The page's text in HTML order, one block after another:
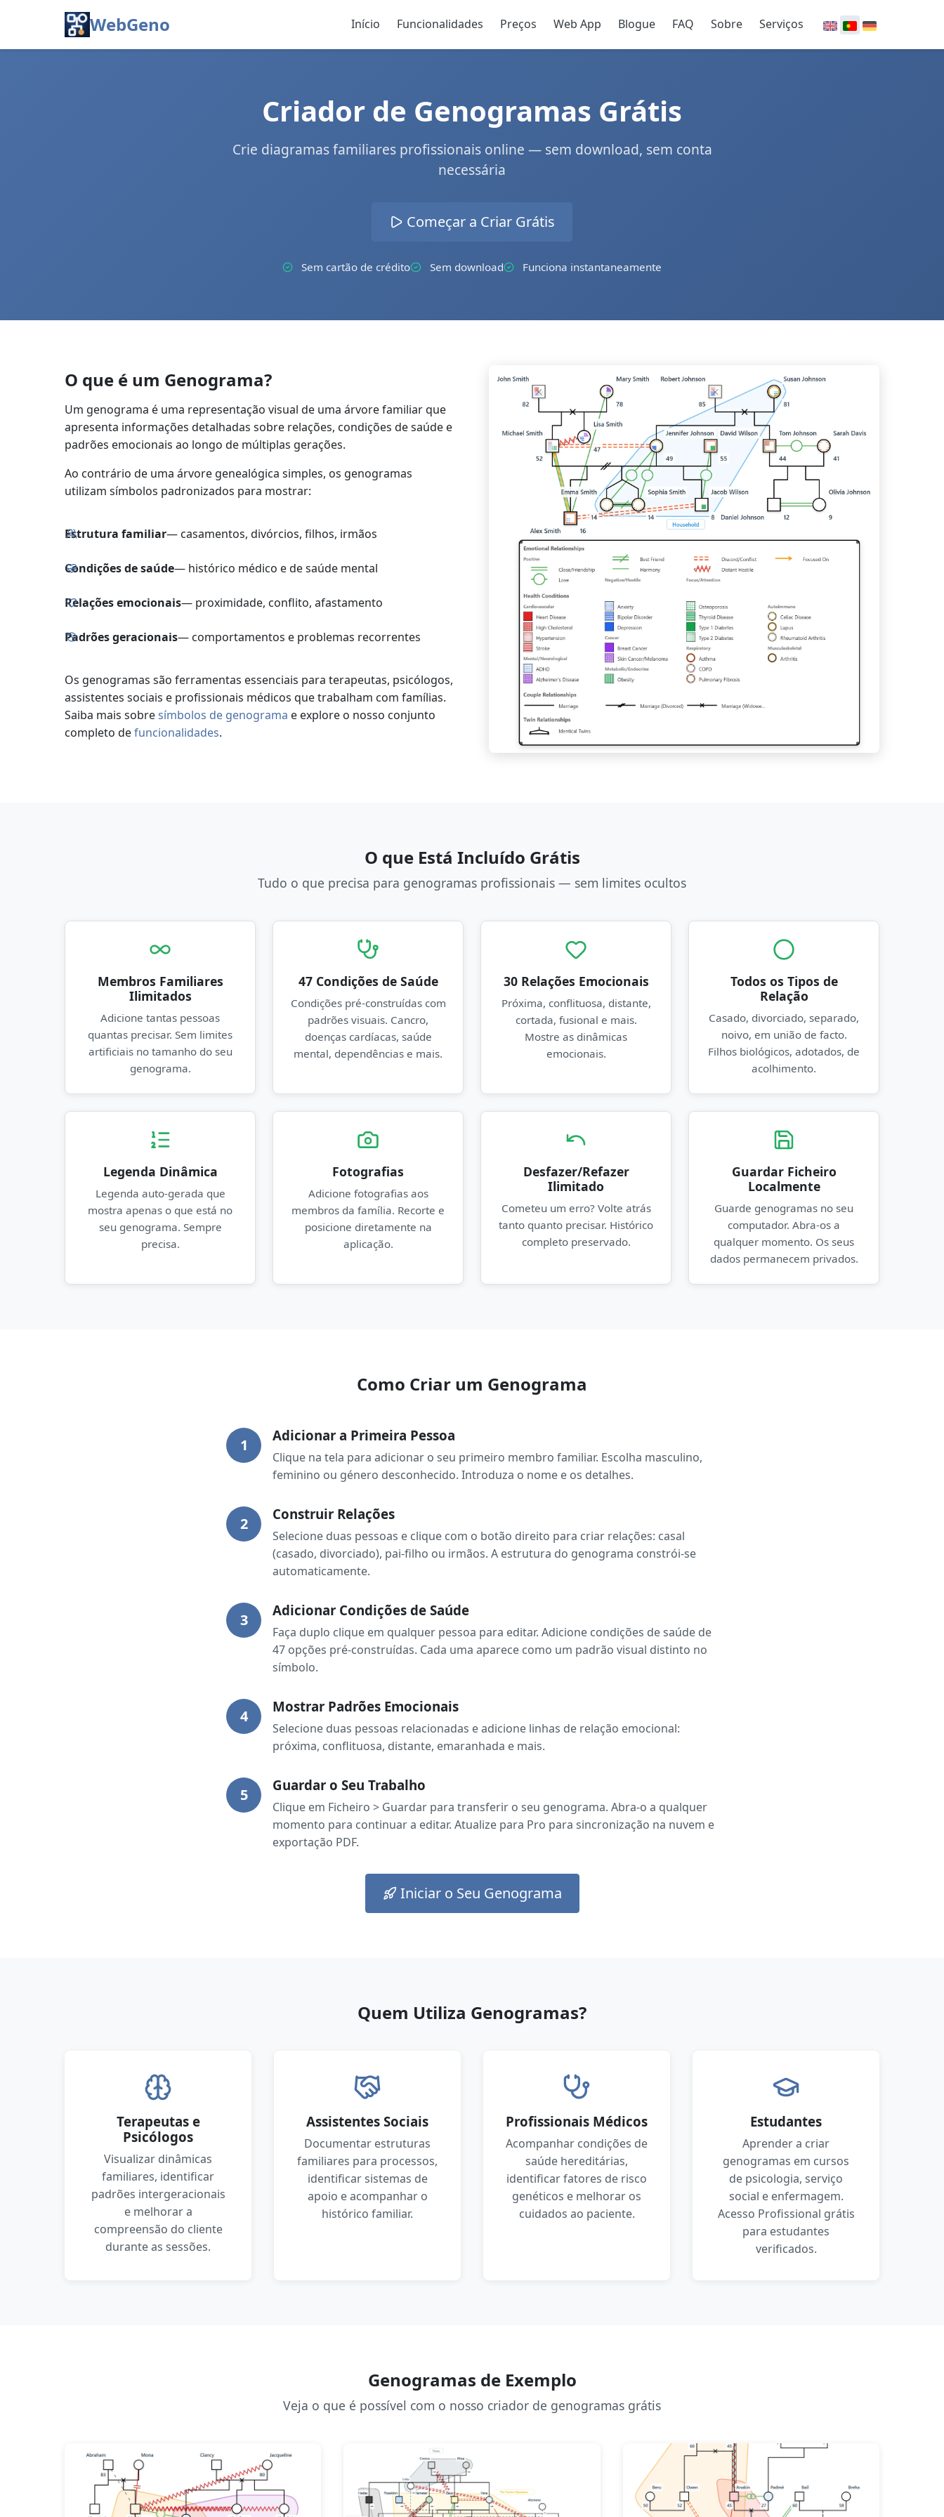
WebGeno Início Funcionalidades Preços Web App Blogue FAQ Sobre Serviços
Criador de Genogramas Grátis
Crie diagramas familiares profissionais online — sem download, sem conta
necessária
Começar a Criar Grátis
Sem cartão de crédito Sem download Funciona instantaneamente
O que é um Genograma?
Um genograma é uma representação visual de uma árvore familiar que
apresenta informações detalhadas sobre relações, condições de saúde e
padrões emocionais ao longo de múltiplas gerações.
Ao contrário de uma árvore genealógica simples, os genogramas
utilizam símbolos padronizados para mostrar:
Estrutura familiar— casamentos, divórcios, filhos, irmãos
Condições de saúde— histórico médico e de saúde mental
Relações emocionais— proximidade, conflito, afastamento
Padrões geracionais— comportamentos e problemas recorrentes
Os genogramas são ferramentas essenciais para terapeutas, psicólogos,
assistentes sociais e profissionais médicos que trabalham com famílias.
Saiba mais sobresímbolos de genograma e explore o nosso conjunto
completo defuncionalidades.
O que Está Incluído Grátis
Tudo o que precisa para genogramas profissionais — sem limites ocultos
Membros Familiares
Ilimitados
Adicione tantas pessoas
quantas precisar. Sem limites
artificiais no tamanho do seu
genograma.
47 Condições de Saúde
Condições pré-construídas com
padrões visuais. Cancro,
doenças cardíacas, saúde
mental, dependências e mais.
30 Relações Emocionais
Próxima, conflituosa, distante,
cortada, fusional e mais.
Mostre as dinâmicas
emocionais.
Todos os Tipos de
Relação
Casado, divorciado, separado,
noivo, em união de facto.
Filhos biológicos, adotados, de
acolhimento.
Legenda Dinâmica
Legenda auto-gerada que
mostra apenas o que está no
seu genograma. Sempre
precisa.
Fotografias
Adicione fotografias aos
membros da família. Recorte e
posicione diretamente na
aplicação.
Desfazer/Refazer
Ilimitado
Cometeu um erro? Volte atrás
tanto quanto precisar. Histórico
completo preservado.
Guardar Ficheiro
Localmente
Guarde genogramas no seu
computador. Abra-os a
qualquer momento. Os seus
dados permanecem privados.
Como Criar um Genograma
1
Adicionar a Primeira Pessoa
Clique na tela para adicionar o seu primeiro membro familiar. Escolha masculino,
feminino ou género desconhecido. Introduza o nome e os detalhes.
2
Construir Relações
Selecione duas pessoas e clique com o botão direito para criar relações: casal
(casado, divorciado), pai-filho ou irmãos. A estrutura do genograma constrói-se
automaticamente.
3
Adicionar Condições de Saúde
Faça duplo clique em qualquer pessoa para editar. Adicione condições de saúde de
47 opções pré-construídas. Cada uma aparece como um padrão visual distinto no
símbolo.
4
Mostrar Padrões Emocionais
Selecione duas pessoas relacionadas e adicione linhas de relação emocional:
próxima, conflituosa, distante, emaranhada e mais.
5
Guardar o Seu Trabalho
Clique em Ficheiro > Guardar para transferir o seu genograma. Abra-o a qualquer
momento para continuar a editar. Atualize para Pro para sincronização na nuvem e
exportação PDF.
Iniciar o Seu Genograma
Quem Utiliza Genogramas?
Terapeutas e
Psicólogos
Visualizar dinâmicas
familiares, identificar
padrões intergeracionais
e melhorar a
compreensão do cliente
durante as sessões.
Assistentes Sociais
Documentar estruturas
familiares para processos,
identificar sistemas de
apoio e acompanhar o
histórico familiar.
Profissionais Médicos
Acompanhar condições de
saúde hereditárias,
identificar fatores de risco
genéticos e melhorar os
cuidados ao paciente.
Estudantes
Aprender a criar
genogramas em cursos
de psicologia, serviço
social e enfermagem.
Acesso Profissional grátis
para estudantes
verificados.
Genogramas de Exemplo
Veja o que é possível com o nosso criador de genogramas grátis